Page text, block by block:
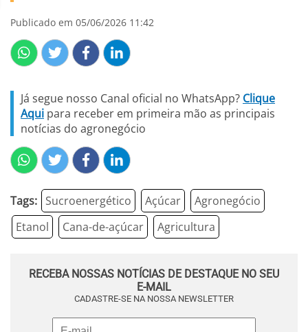
Publicado em 05/06/2026 11:42
Já segue nosso Canal oficial no WhatsApp? Clique
Aqui para receber em primeira mão as principais
notícias do agronegócio
Tags: Sucroenergético Açúcar
Agronegócio
Etanol
Cana-de-açúcar Agricultura
RECEBA NOSSAS NOTÍCIAS DE DESTAQUE NO SEU
E-MAIL
CADASTRE-SE NA NOSSA NEWSLETTER